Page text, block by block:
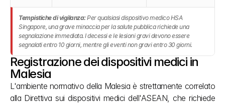
Tempistiche di vigilanza:Per qualsiasi dispositivo medico HSA
Singapore, una grave minaccia per la salute pubblica richiede una
segnalazione immediata. I decessi e le lesioni gravi devono essere
segnalati entro 10 giorni, mentre gli eventi non gravi entro 30 giorni.
Registrazione dei dispositivi medici in
Malesia
L'ambiente normativo della Malesia è strettamente correlato
alla Direttiva sui dispositivi medici dell'ASEAN, che richiede